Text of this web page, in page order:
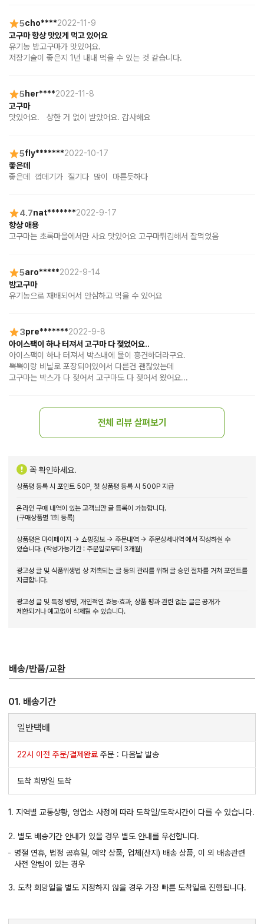
5cho****2022-11-9
고구마 항상 맛있게 먹고 있어요
유기농 밤고구마가 맛있어요.
저장기술이 좋은지 1년 내내 먹을 수 있는 것 같습니다.
5 her****2022-11-8
고구마
맛있어요.   상한 거 없이 받았어요. 감사해요
5fly*******2022-10-17
좋은데
좋은데  껍데기가  질기다  많이  마른듯하다
4.7nat*******2022-9-17
항상 애용
고구마는 초록마을에서만 사요 맛있어요 고구마튀김해서 잘먹었음
5aro*****2022-9-14
밤고구마
유기농으로 재배되어서 안심하고 먹을 수 있어요
3pre*******2022-9-8
아이스팩이 하나 터져서 고구마 다 젖었어요..
아이스팩이 하나 터져서 박스내에 물이 흥건하더라구요.
뽁뽁이랑 비닐로 포장되어있어서 다른건 괜찮았는데
고구마는 박스가 다 젖어서 고구마도 다 젖어서 왔어요...
전체 리뷰 살펴보기
꼭 확인하세요.
상품평 등록 시 포인트 50P, 첫 상품평 등록 시 500P 지급
온라인 구매 내역이 있는 고객님만 글 등록이 가능합니다.
(구매상품별 1회 등록)
상품평은 마이페이지 → 쇼핑정보 → 주문내역 → 주문상세내역 에서 작성하실 수
있습니다. (작성가능기간 : 주문일로부터 3개월)
광고성 글 및 식품위생법 상 저촉되는 글 등의 관리를 위해 글 승인 절차를 거쳐 포인트를
지급합니다.
광고성 글 및 특정 병명, 개인적인 효능·효과, 상품 평과 관련 없는 글은 공개가
제한되거나 예고없이 삭제될 수 있습니다.
배송/반품/교환
01. 배송기간
일반택배
22시 이전 주문/결제완료 주문 : 다음날 발송
도착 희망일 도착
1. 지역별 교통상황, 영업소 사정에 따라 도착일/도착시간이 다를 수 있습니다.
2. 별도 배송기간 안내가 있을 경우 별도 안내를 우선합니다.
명절 연휴, 법정 공휴일, 예약 상품, 업체(산지) 배송 상품, 이 외 배송관련
사전 알림이 있는 경우
3. 도착 희망일을 별도 지정하지 않을 경우 가장 빠른 도착일로 진행됩니다.